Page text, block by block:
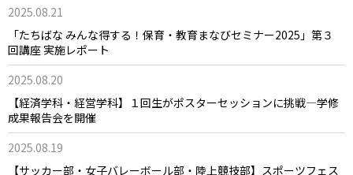
2025.08.21
「たちばな みんな得する！保育・教育まなびセミナー2025」第３
回講座 実施レポート
2025.08.20
【経済学科・経営学科】１回生がポスターセッションに挑戦―学修
成果報告会を開催
2025.08.19
【サッカー部・女子バレーボール部・陸上競技部】スポーツフェス